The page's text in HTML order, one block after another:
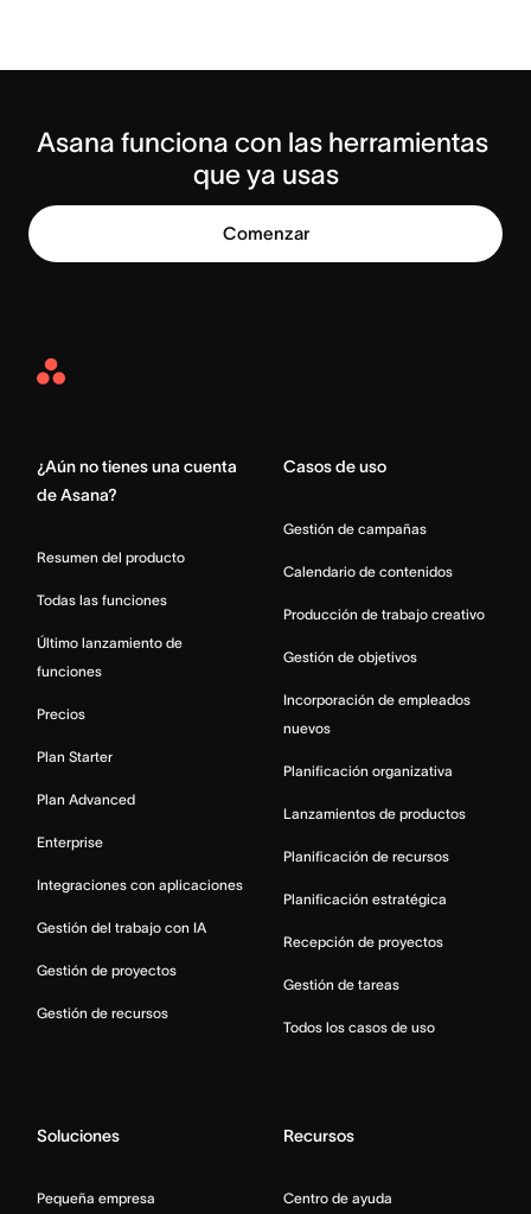
Asana funciona con las herramientas
que ya usas
Comenzar
Asana
¿Aún no tienes una cuenta
de Asana?
Resumen del producto
Todas las funciones
Último lanzamiento de
funciones
Precios
Plan Starter
Plan Advanced
Enterprise
Integraciones con aplicaciones
Gestión del trabajo con IA
Gestión de proyectos
Gestión de recursos
Casos de uso
Gestión de campañas
Calendario de contenidos
Producción de trabajo creativo
Gestión de objetivos
Incorporación de empleados
nuevos
Planificación organizativa
Lanzamientos de productos
Planificación de recursos
Planificación estratégica
Recepción de proyectos
Gestión de tareas
Todos los casos de uso
Soluciones
Pequeña empresa
Recursos
Centro de ayuda